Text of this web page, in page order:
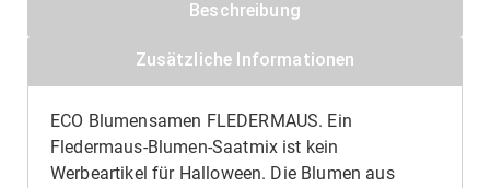
Beschreibung
Zusätzliche Informationen
ECO Blumensamen FLEDERMAUS. Ein
Fledermaus-Blumen-Saatmix ist kein
Werbeartikel für Halloween. Die Blumen aus